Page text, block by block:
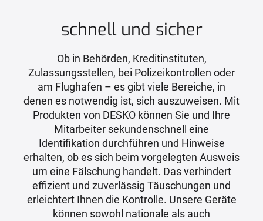
schnell und sicher
Ob in Behörden, Kreditinstituten,
Zulassungsstellen, bei Polizeikontrollen oder
am Flughafen – es gibt viele Bereiche, in
denen es notwendig ist, sich auszuweisen. Mit
Produkten von DESKO können Sie und Ihre
Mitarbeiter sekundenschnell eine
Identifikation durchführen und Hinweise
erhalten, ob es sich beim vorgelegten Ausweis
um eine Fälschung handelt. Das verhindert
effizient und zuverlässig Täuschungen und
erleichtert Ihnen die Kontrolle. Unsere Geräte
können sowohl nationale als auch